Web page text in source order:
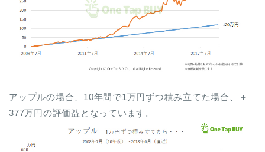
アップルの場合、10年間で1万円ずつ積み立てた場合、＋
377万円の評価益となっています。